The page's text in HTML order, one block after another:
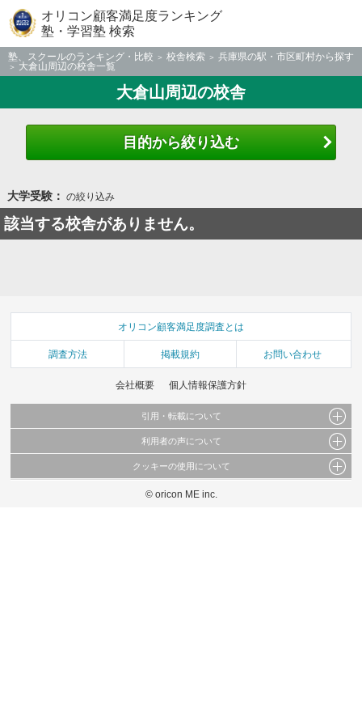
オリコン顧客満足度ランキング
塾・学習塾 検索
塾、スクールのランキング・比較 校舎検索
兵庫県の駅・市区町村から探す
大倉山周辺の校舎一覧
大倉山周辺の校舎
目的から絞り込む
大学受験： の絞り込み
該当する校舎がありません。
オリコン顧客満足度調査とは
調査方法 掲載規約 お問い合わせ
会社概要 個人情報保護方針
引用・転載について
当サイトで公開されている情報（文字、写真、イラスト、画像データ等）及びこれらの配
これらの情報を権利者の許可なく無断転載・複製などの二次利用を行うことは固く禁じて
利用者の声について
当サイトに掲載している内容はすべてサービスの利用者が提出された見解・感想です。
弊社の見解・ 意見ではないことをご理解いただいた上でご覧ください。
クッキーの使用について
このサイトでは Cookie を使用して、ユーザーに合わせたコンテンツや広告の表示、ソー
© oricon ME inc.